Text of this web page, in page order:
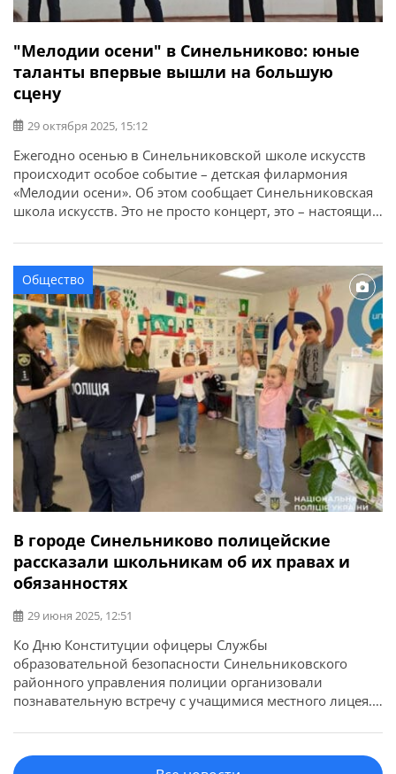
"Мелодии осени" в Синельниково: юные
таланты впервые вышли на большую
сцену
29 октября 2025, 15:12
Ежегодно осенью в Синельниковской школе искусств
происходит особое событие – детская филармония
«Мелодии осени». Об этом сообщает Синельниковская
школа искусств. Это не просто концерт, это – настоящий
теплотой и верой в волшебную силу искусства. Это
мероприятие имеет глубокое воспитательное значение.
Оно учит детей любить и понимать искусство, уважать
[…]
Общество
В городе Синельниково полицейские
рассказали школьникам об их правах и
обязанностях
29 июня 2025, 12:51
Ко Дню Конституции офицеры Службы
образовательной безопасности Синельниковского
районного управления полиции организовали
познавательную встречу с учащимися местного лицея.
Полицейские в доступной форме рассказали детям об
основных положениях Конституции Украины, правах и